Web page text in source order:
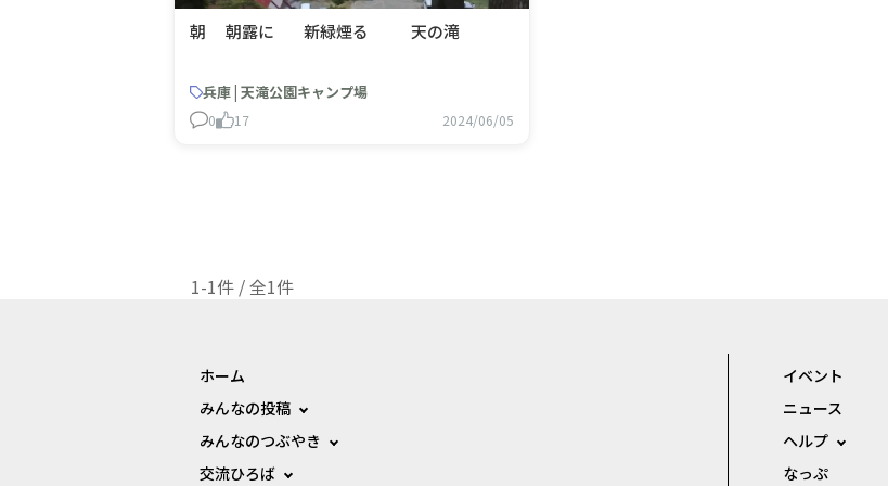
朝 朝露に 新緑煙る 天の滝
兵庫 | 天滝公園キャンプ場
0 17 2024/06/05
1-1件 / 全1件
ホーム
みんなの投稿
みんなのつぶやき
交流ひろば
イベント
ニュース
ヘルプ
なっぷ